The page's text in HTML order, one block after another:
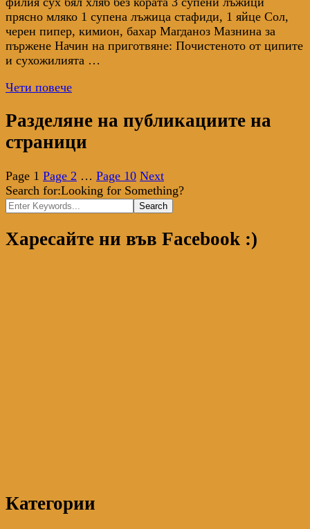
прясно мляко 1 супена лъжица стафиди, 1 яйце Сол,
черен пипер, кимион, бахар Магданоз Мазнина за
пържене Начин на приготвяне: Почистеното от ципите
и сухожилията …
Чети повече
Разделяне на публикациите на
страници
Page 1 Page 2 … Page 10 Next
Search for:Looking for Something?
Харесайте ни във Facebook :)
Категории